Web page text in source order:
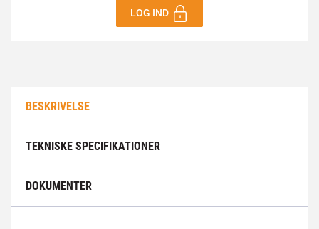
LOG IND
BESKRIVELSE
TEKNISKE SPECIFIKATIONER
DOKUMENTER